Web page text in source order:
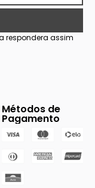
respondera assim
Métodos de
Pagamento